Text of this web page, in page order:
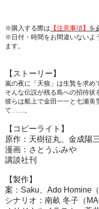
※購入する際は 【注意事項】 を
※日付・時間をお間違いないよ
ます。
【ストーリー】
嵐の夜に「天狼」は生贄を求め
そんな伝説が残る島への招待状
彼らは船上で金田一一と七瀬美
て……。
【コピーライト】
原作：天樹征丸、 金成陽
漫画：さとうふみや
講談社刊
【製作】
案：Saku、Ado Homine
シナリオ：南畝 冬子（